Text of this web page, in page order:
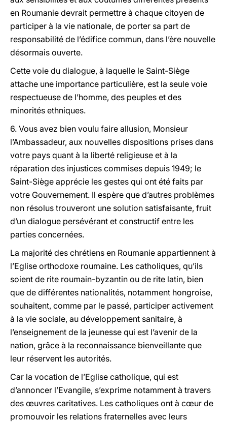
en Roumanie devrait permettre à chaque citoyen de
participer à la vie nationale, de porter sa part de
responsabilité de l’édifice commun, dans l’ère nouvelle
désormais ouverte.
Cette voie du dialogue, à laquelle le Saint-Siège
attache une importance particulière, est la seule voie
respectueuse de l’homme, des peuples et des
minorités ethniques.
6. Vous avez bien voulu faire allusion, Monsieur
l’Ambassadeur, aux nouvelles dispositions prises dans
votre pays quant à la liberté religieuse et à la
réparation des injustices commises depuis 1949; le
Saint-Siège apprécie les gestes qui ont été faits par
votre Gouvernement. Il espère que d’autres problèmes
non résolus trouveront une solution satisfaisante, fruit
d’un dialogue persévérant et constructif entre les
parties concernées.
La majorité des chrétiens en Roumanie appartiennent à
l’Eglise orthodoxe roumaine. Les catholiques, qu’ils
soient de rite roumain-byzantin ou de rite latin, bien
que de différentes nationalités, notamment hongroise,
souhaitent, comme par le passé, participer activement
à la vie sociale, au développement sanitaire, à
l’enseignement de la jeunesse qui est l’avenir de la
nation, grâce à la reconnaissance bienveillante que
leur réservent les autorités.
Car la vocation de l’Eglise catholique, qui est
d’annoncer l’Evangile, s’exprime notamment à travers
des œuvres caritatives. Les catholiques ont à cœur de
promouvoir les relations fraternelles avec leurs